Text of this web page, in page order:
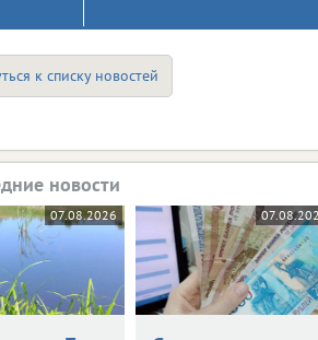
к списку новостей
новости
07.08.2026